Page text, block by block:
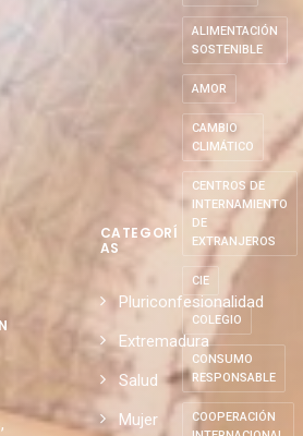
CATEGORÍ
Pluriconfesionalidad
Extremadura
ABASCAL
AGENDA
2030
ALIMENTACIÓN
SOSTENIBLE
AMOR
CAMBIO
CLIMÁTICO
CENTROS DE
INTERNAMIENTO
DE
EXTRANJEROS
CIE
COLEGIO